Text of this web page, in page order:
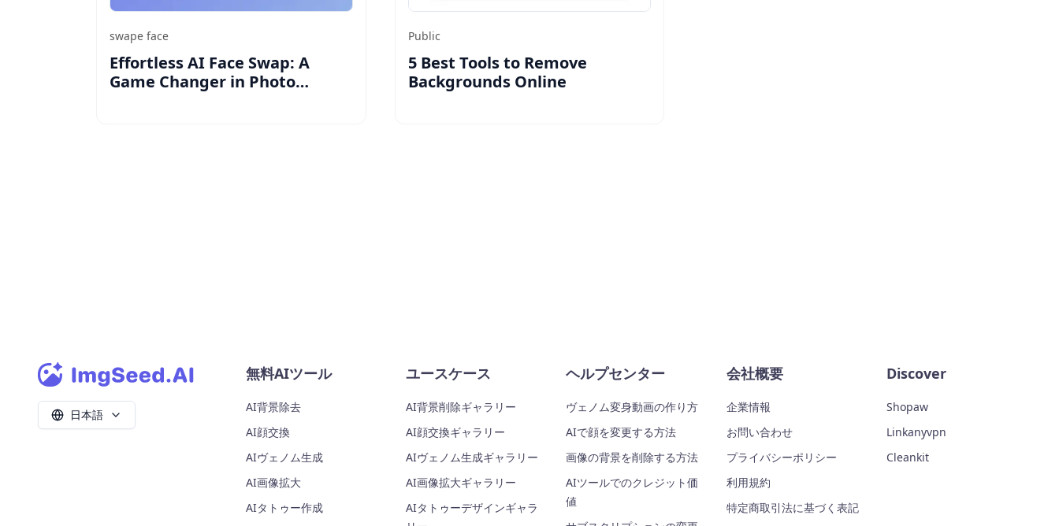
swape face
Effortless AI Face Swap: A
Game Changer in Photo
Public
5 Best Tools to Remove
Backgrounds Online
日本語
無料AIツール
AI背景除去
AI顔交換
AIヴェノム生成
AI画像拡大
AIタトゥー作成
ユースケース
AI背景削除ギャラリー
AI顔交換ギャラリー
AIヴェノム生成ギャラリー
AI画像拡大ギャラリー
AIタトゥーデザインギャラ
ヘルプセンター
ヴェノム変身動画の作り方
AIで顔を変更する方法
画像の背景を削除する方法
AIツールでのクレジット価
値
会社概要
企業情報
お問い合わせ
プライバシーポリシー
利用規約
特定商取引法に基づく表記
Discover
Shopaw
Linkanyvpn
Cleankit